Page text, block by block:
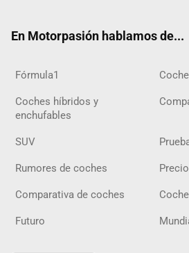
En Motorpasión hablamos de...
Fórmula1
Coches híbridos y
enchufables
SUV
Rumores de coches
Comparativa de coches
Futuro